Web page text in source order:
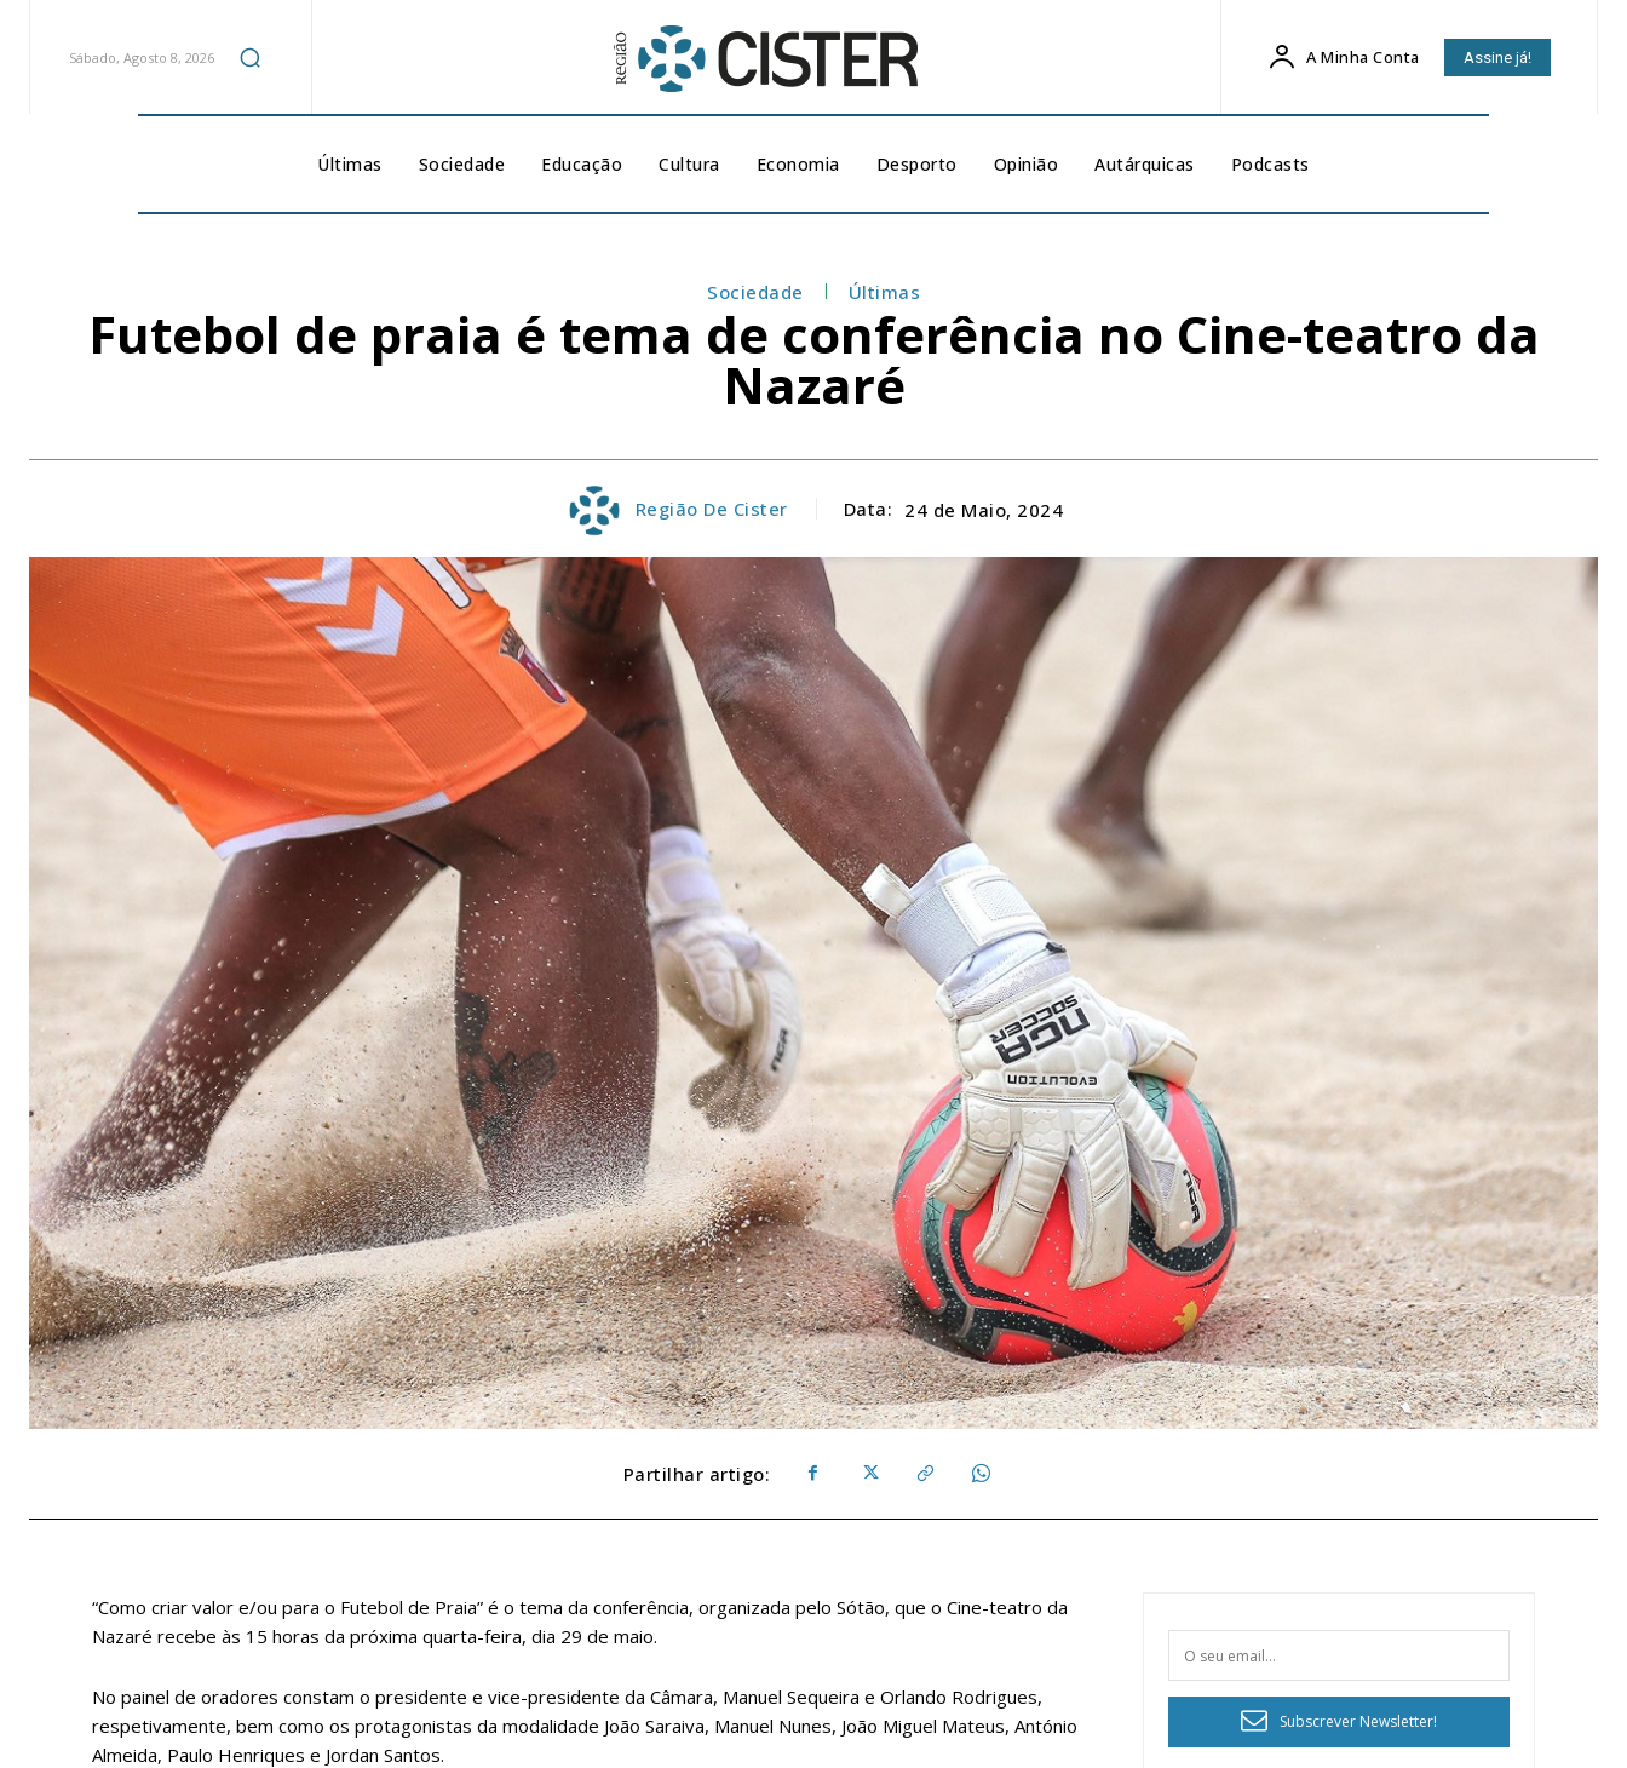
Sábado, Agosto 8, 2026 A Minha Conta Assine já!
Últimas Sociedade Educação Cultura Economia Desporto Opinião Autárquicas Podcasts
Sociedade Últimas
Futebol de praia é tema de conferência no Cine-teatro da
Nazaré
Região De Cister Data: 24 de Maio, 2024
Partilhar artigo:
“Como criar valor e/ou para o Futebol de Praia” é o tema da conferência, organizada pelo Sótão, que o Cine-teatro da
Nazaré recebe às 15 horas da próxima quarta-feira, dia 29 de maio.
No painel de oradores constam o presidente e vice-presidente da Câmara, Manuel Sequeira e Orlando Rodrigues,
respetivamente, bem como os protagonistas da modalidade João Saraiva, Manuel Nunes, João Miguel Mateus, António
Almeida, Paulo Henriques e Jordan Santos.
Subscrever Newsletter!